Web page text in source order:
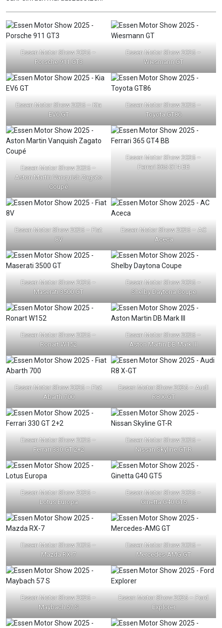
Essen Motor Show 2025 –
Porsche 911 GT3
Essen Motor Show 2025 –
Wiesmann GT
Essen Motor Show 2025 – Kia
EV6 GT
Essen Motor Show 2025 –
Toyota GT86
Essen Motor Show 2025 –
Aston Martin Vanquish Zagato
Coupé
Essen Motor Show 2025 –
Ferrari 365 GT4 BB
Essen Motor Show 2025 – Fiat
8V
Essen Motor Show 2025 – AC
Aceca
Essen Motor Show 2025 –
Maserati 3500 GT
Essen Motor Show 2025 –
Shelby Daytona Coupe
Essen Motor Show 2025 –
Ronart W152
Essen Motor Show 2025 –
Aston Martin DB Mark III
Essen Motor Show 2025 – Fiat
Abarth 700
Essen Motor Show 2025 – Audi
R8 X-GT
Essen Motor Show 2025 –
Ferrari 330 GT 2+2
Essen Motor Show 2025 –
Nissan Skyline GT-R
Essen Motor Show 2025 –
Lotus Europa
Essen Motor Show 2025 –
Ginetta G40 GT5
Essen Motor Show 2025 –
Mazda RX-7
Essen Motor Show 2025 –
Mercedes-AMG GT
Essen Motor Show 2025 –
Maybach 57 S
Essen Motor Show 2025 – Ford
Explorer